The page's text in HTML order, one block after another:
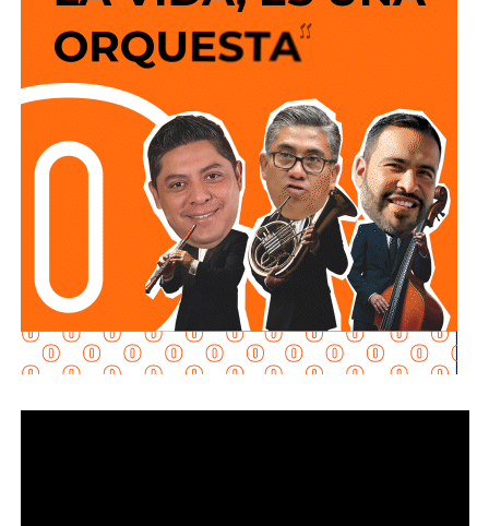
“Esta obra da mayor seguridad y confianza para todas las
personas, especialmente para las mujeres, para que
puedan caminar con tranquilidad a cualquier hora del día”,
destacó el presidente municipal, al señalar que el
alumbrado táctico forma parte de la estrategia integral del
Gobierno de la Capital para recuperar espacios públicos y
dotarlos de infraestructura moderna y eficiente.